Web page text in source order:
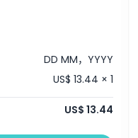
DD MM，YYYY
US$ 13.44 × 1
US$ 13.44